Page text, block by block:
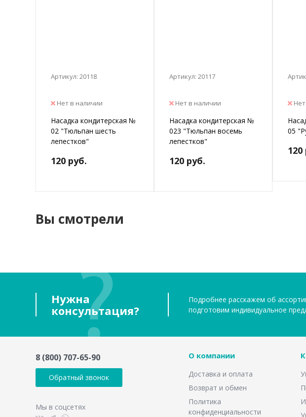
Артикул: 20118
Нет в наличии
Насадка кондитерская №
02 "Тюльпан шесть
лепестков"
120 руб.
Артикул: 20117
Нет в наличии
Насадка кондитерская №
023 "Тюльпан восемь
лепестков"
120 руб.
05
120
Вы смотрели
Нужна
консультация?
Подробнее расскажем об
подготовим индивидуальное
8 (800) 707-65-90
Обратный звонок
Мы в соцсетях
О компании
Доставка и оплата
Возврат и обмен
Политика
конфиденциальности